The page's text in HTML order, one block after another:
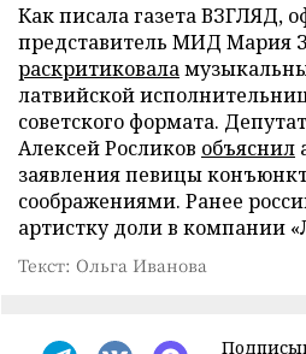
Как писала газета ВЗГЛЯД,
представитель МИД Мария
раскритиковала
латвийской
советского формата.
Алексей Росликов объяснил
заявления певицы
соображениями. Ранее
артистку доли в компании
Текст: Ольга Иванова